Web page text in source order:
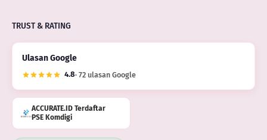
TRUST & RATING
Ulasan Google
4.8· 72 ulasan Google
ACCURATE.ID Terdaftar
PSE Komdigi